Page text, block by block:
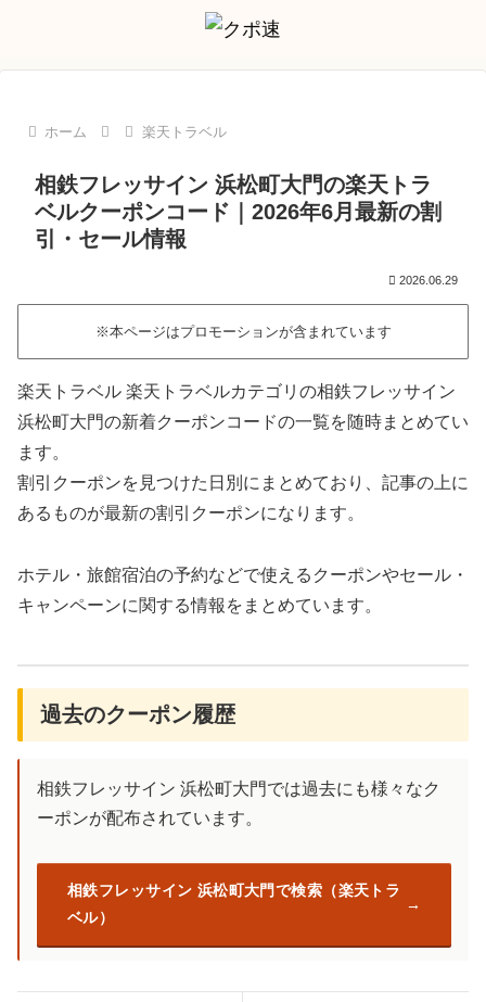
ホーム 楽天トラベル
相鉄フレッサイン 浜松町大門の楽天トラ
ベルクーポンコード｜2026年6月最新の割
引・セール情報
2026.06.29
※本ページはプロモーションが含まれています
楽天トラベル 楽天トラベルカテゴリの相鉄フレッサイン
浜松町大門の新着クーポンコードの一覧を随時まとめてい
ます。
割引クーポンを見つけた日別にまとめており、記事の上に
あるものが最新の割引クーポンになります。
ホテル・旅館宿泊の予約などで使えるクーポンやセール・
キャンペーンに関する情報をまとめています。
過去のクーポン履歴
相鉄フレッサイン 浜松町大門では過去にも様々なク
ーポンが配布されています。
相鉄フレッサイン 浜松町大門で検索（楽天トラ
ベル）